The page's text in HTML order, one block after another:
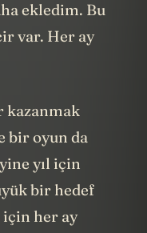
ekledim. Bu
var. Her ay
kazanmak
bir oyun da
yıl için
bir hedef
için her ay